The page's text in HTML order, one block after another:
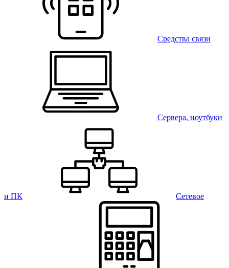
Средства связи
Сервера, ноутбуки
и ПК Сетевое